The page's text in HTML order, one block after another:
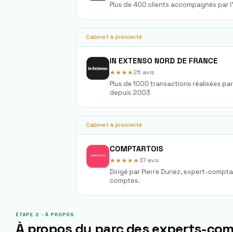
Plus de 400 clients accompagnés par
Cabinet à proximité
IN EXTENSO NORD DE FRANCE
★★★★25 avis
Plus de 1000 transactions réalisées
depuis 2003
Cabinet à proximité
COMPTARTOIS
★★★★★37 avis
Dirigé par Pierre Duriez, expert-
comptes.
ÉTAPE 2 · À PROPOS